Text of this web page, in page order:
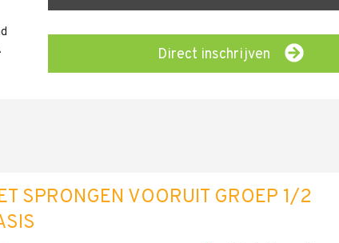
Direct inschrijven
SPRONGEN VOORUIT GROEP 1/2